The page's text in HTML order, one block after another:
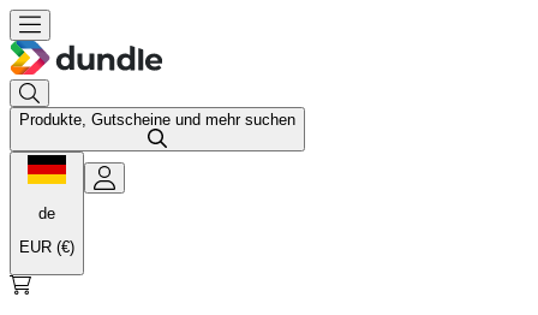
Produkte, Gutscheine und mehr suchen
de
EUR (€)